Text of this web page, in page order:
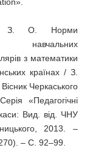
З. О. Норми
навчальних
з математики
країнах / З.
Черкаського
«Педагогічні
Вид. від. ЧНУ
2013. –
– С. 92–99.